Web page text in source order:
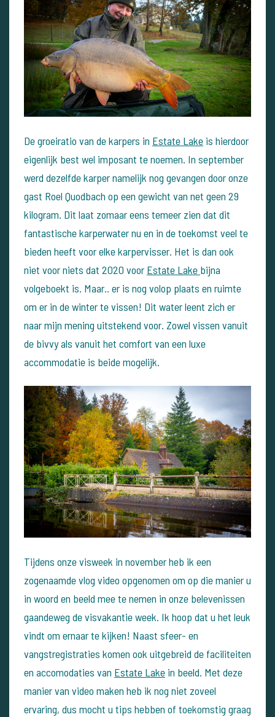
De groeiratio van de karpers in Estate Lake is hierdoor
eigenlijk best wel imposant te noemen. In september
werd dezelfde karper namelijk nog gevangen door onze
gast Roel Quodbach op een gewicht van net geen 29
kilogram. Dit laat zomaar eens temeer zien dat dit
fantastische karperwater nu en in de toekomst veel te
bieden heeft voor elke karpervisser. Het is dan ook
niet voor niets dat 2020 voor Estate Lake bijna
volgeboekt is. Maar.. er is nog volop plaats en ruimte
om er in de winter te vissen! Dit water leent zich er
naar mijn mening uitstekend voor. Zowel vissen vanuit
de bivvy als vanuit het comfort van een luxe
accommodatie is beide mogelijk.
Tijdens onze visweek in november heb ik een
zogenaamde vlog video opgenomen om op die manier u
in woord en beeld mee te nemen in onze belevenissen
gaandeweg de visvakantie week. Ik hoop dat u het leuk
vindt om ernaar te kijken! Naast sfeer- en
vangstregistraties komen ook uitgebreid de faciliteiten
en accomodaties van Estate Lake in beeld. Met deze
manier van video maken heb ik nog niet zoveel
ervaring, dus mocht u tips hebben of toekomstig graag